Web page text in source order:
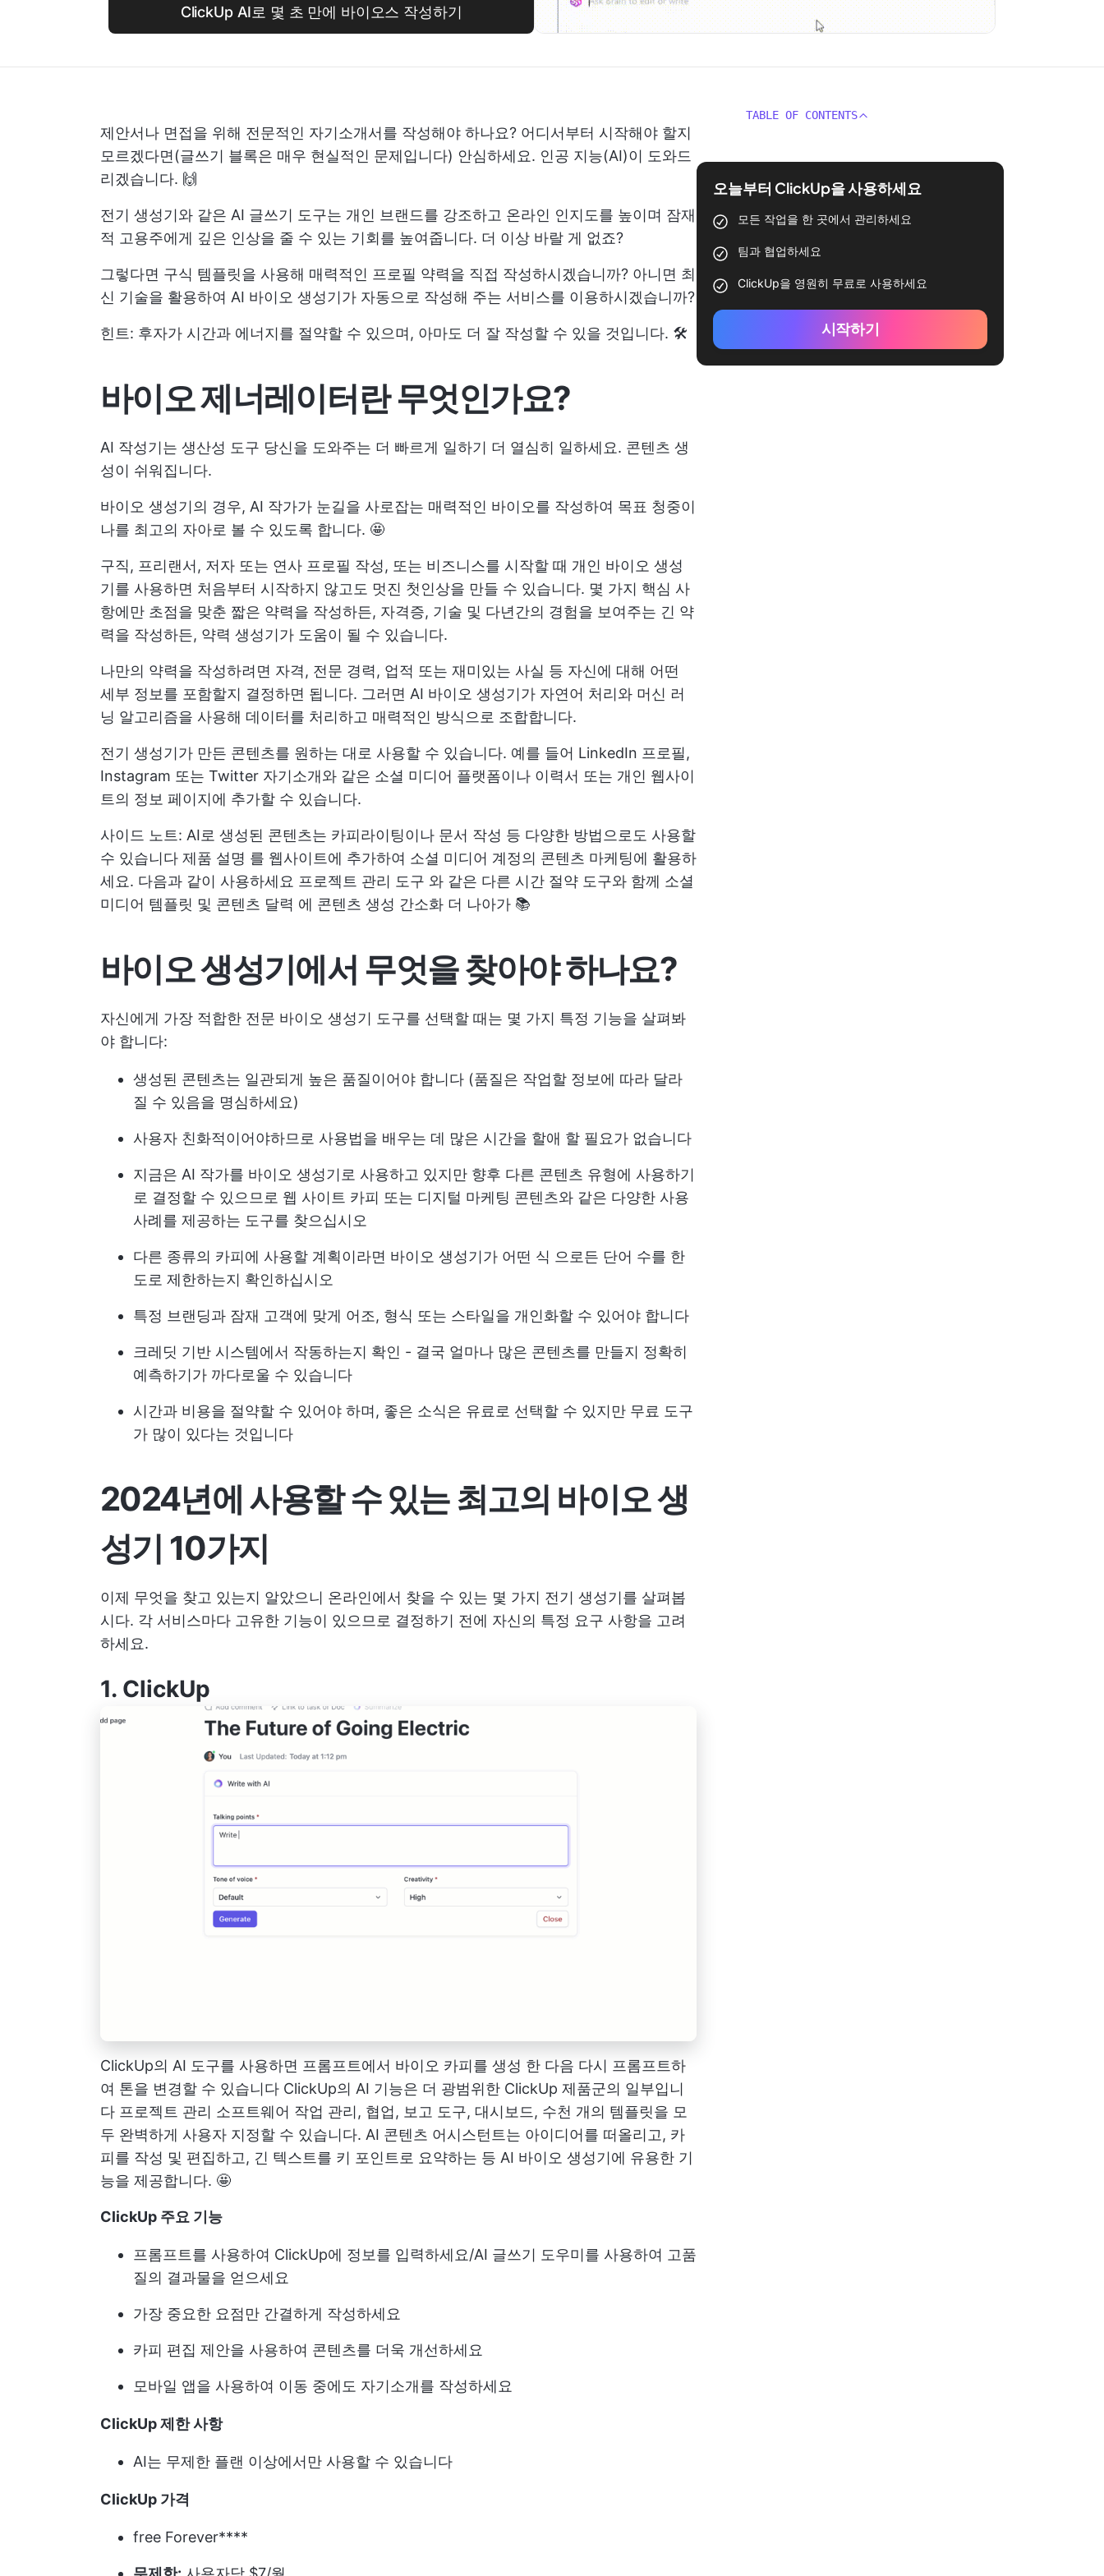
ClickUp AI로 몇 초 만에 바이오스 작성하기
제안서나 면접을 위해 전문적인 자기소개서를 작성해야 하나요? 어디서부터 시작해야 할지
모르겠다면(글쓰기 블록은 매우 현실적인 문제입니다) 안심하세요. 인공 지능(AI)이 도와드
리겠습니다. 🙌
전기 생성기와 같은 AI 글쓰기 도구는 개인 브랜드를 강조하고 온라인 인지도를 높이며 잠재
적 고용주에게 깊은 인상을 줄 수 있는 기회를 높여줍니다. 더 이상 바랄 게 없죠?
그렇다면 구식 템플릿을 사용해 매력적인 프로필 약력을 직접 작성하시겠습니까? 아니면 최
신 기술을 활용하여 AI 바이오 생성기가 자동으로 작성해 주는 서비스를 이용하시겠습니까?
힌트: 후자가 시간과 에너지를 절약할 수 있으며, 아마도 더 잘 작성할 수 있을 것입니다. 🛠️
바이오 제너레이터란 무엇인가요?
AI 작성기는 생산성 도구 당신을 도와주는 더 빠르게 일하기 더 열심히 일하세요. 콘텐츠 생
성이 쉬워집니다.
바이오 생성기의 경우, AI 작가가 눈길을 사로잡는 매력적인 바이오를 작성하여 목표 청중이
나를 최고의 자아로 볼 수 있도록 합니다. 🤩
구직, 프리랜서, 저자 또는 연사 프로필 작성, 또는 비즈니스를 시작할 때 개인 바이오 생성
기를 사용하면 처음부터 시작하지 않고도 멋진 첫인상을 만들 수 있습니다. 몇 가지 핵심 사
항에만 초점을 맞춘 짧은 약력을 작성하든, 자격증, 기술 및 다년간의 경험을 보여주는 긴 약
력을 작성하든, 약력 생성기가 도움이 될 수 있습니다.
나만의 약력을 작성하려면 자격, 전문 경력, 업적 또는 재미있는 사실 등 자신에 대해 어떤
세부 정보를 포함할지 결정하면 됩니다. 그러면 AI 바이오 생성기가 자연어 처리와 머신 러
닝 알고리즘을 사용해 데이터를 처리하고 매력적인 방식으로 조합합니다.
전기 생성기가 만든 콘텐츠를 원하는 대로 사용할 수 있습니다. 예를 들어 LinkedIn 프로필,
Instagram 또는 Twitter 자기소개와 같은 소셜 미디어 플랫폼이나 이력서 또는 개인 웹사이
트의 정보 페이지에 추가할 수 있습니다.
사이드 노트: AI로 생성된 콘텐츠는 카피라이팅이나 문서 작성 등 다양한 방법으로도 사용할
수 있습니다 제품 설명 를 웹사이트에 추가하여 소셜 미디어 계정의 콘텐츠 마케팅에 활용하
세요. 다음과 같이 사용하세요 프로젝트 관리 도구 와 같은 다른 시간 절약 도구와 함께 소셜
미디어 템플릿 및 콘텐츠 달력 에 콘텐츠 생성 간소화 더 나아가 📚
바이오 생성기에서 무엇을 찾아야 하나요?
자신에게 가장 적합한 전문 바이오 생성기 도구를 선택할 때는 몇 가지 특정 기능을 살펴봐
야 합니다:
생성된 콘텐츠는 일관되게 높은 품질이어야 합니다 (품질은 작업할 정보에 따라 달라
질 수 있음을 명심하세요)
사용자 친화적이어야하므로 사용법을 배우는 데 많은 시간을 할애 할 필요가 없습니다
지금은 AI 작가를 바이오 생성기로 사용하고 있지만 향후 다른 콘텐츠 유형에 사용하기
로 결정할 수 있으므로 웹 사이트 카피 또는 디지털 마케팅 콘텐츠와 같은 다양한 사용
사례를 제공하는 도구를 찾으십시오
다른 종류의 카피에 사용할 계획이라면 바이오 생성기가 어떤 식 으로든 단어 수를 한
도로 제한하는지 확인하십시오
특정 브랜딩과 잠재 고객에 맞게 어조, 형식 또는 스타일을 개인화할 수 있어야 합니다
크레딧 기반 시스템에서 작동하는지 확인 - 결국 얼마나 많은 콘텐츠를 만들지 정확히
예측하기가 까다로울 수 있습니다
시간과 비용을 절약할 수 있어야 하며, 좋은 소식은 유료로 선택할 수 있지만 무료 도구
가 많이 있다는 것입니다
2024년에 사용할 수 있는 최고의 바이오 생
성기 10가지
이제 무엇을 찾고 있는지 알았으니 온라인에서 찾을 수 있는 몇 가지 전기 생성기를 살펴봅
시다. 각 서비스마다 고유한 기능이 있으므로 결정하기 전에 자신의 특정 요구 사항을 고려
하세요.
1. ClickUp
ClickUp의 AI 도구를 사용하면 프롬프트에서 바이오 카피를 생성 한 다음 다시 프롬프트하
여 톤을 변경할 수 있습니다 ClickUp의 AI 기능은 더 광범위한 ClickUp 제품군의 일부입니
다 프로젝트 관리 소프트웨어 작업 관리, 협업, 보고 도구, 대시보드, 수천 개의 템플릿을 모
두 완벽하게 사용자 지정할 수 있습니다. AI 콘텐츠 어시스턴트는 아이디어를 떠올리고, 카
피를 작성 및 편집하고, 긴 텍스트를 키 포인트로 요약하는 등 AI 바이오 생성기에 유용한 기
능을 제공합니다. 🤩
ClickUp 주요 기능
프롬프트를 사용하여 ClickUp에 정보를 입력하세요/AI 글쓰기 도우미를 사용하여 고품
질의 결과물을 얻으세요
가장 중요한 요점만 간결하게 작성하세요
카피 편집 제안을 사용하여 콘텐츠를 더욱 개선하세요
모바일 앱을 사용하여 이동 중에도 자기소개를 작성하세요
ClickUp 제한 사항
AI는 무제한 플랜 이상에서만 사용할 수 있습니다
ClickUp 가격
free Forever****
TABLE OF CONTENTS
오늘부터 ClickUp을 사용하세요
모든 작업을 한 곳에서 관리하세요
팀과 협업하세요
ClickUp을 영원히 무료로 사용하세요
시작하기